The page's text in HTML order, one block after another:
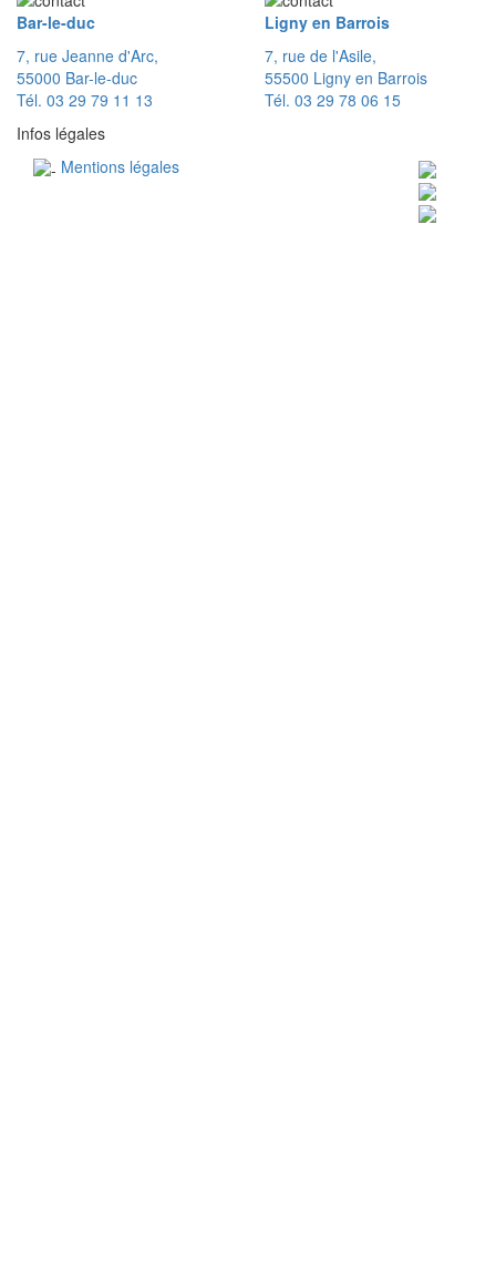
Bar-le-duc
7, rue Jeanne d'Arc,
55000 Bar-le-duc
Tél. 03 29 79 11 13
Ligny en Barrois
7, rue de l'Asile,
55500 Ligny en Barrois
Tél. 03 29 78 06 15
Infos légales
Mentions légales